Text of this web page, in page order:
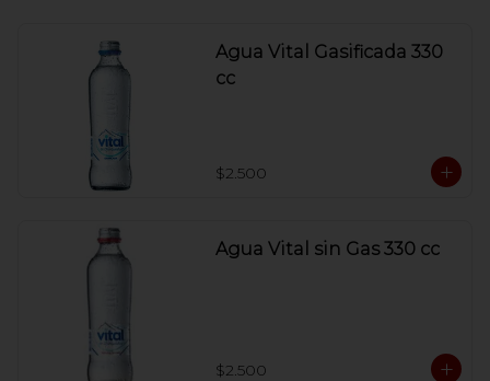
Agua Vital Gasificada 330
cc
$2.500
Agua Vital sin Gas 330 cc
$2.500